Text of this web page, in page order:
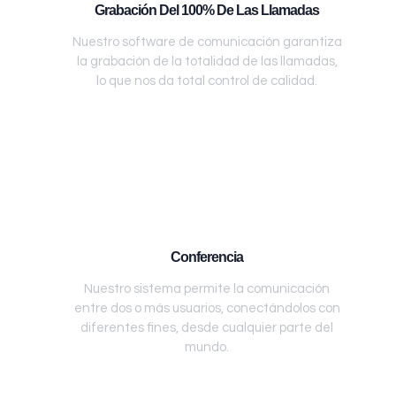
Grabación Del 100% De Las Llamadas
Nuestro software de comunicación garantiza
la grabación de la totalidad de las llamadas,
lo que nos da total control de calidad.
Conferencia
Nuestro sistema permite la comunicación
entre dos o más usuarios, conectándolos con
diferentes fines, desde cualquier parte del
mundo.